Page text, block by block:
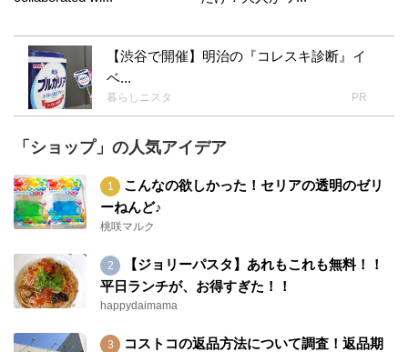
【渋谷で開催】明治の『コレスキ診断』イ
ベ...
暮らしニスタ PR
「ショップ」の人気アイデア
こんなの欲しかった！セリアの透明のゼリ
ーねんど♪
桃咲マルク
【ジョリーパスタ】あれもこれも無料！！
平日ランチが、お得すぎた！！
happydaimama
コストコの返品方法について調査！返品期